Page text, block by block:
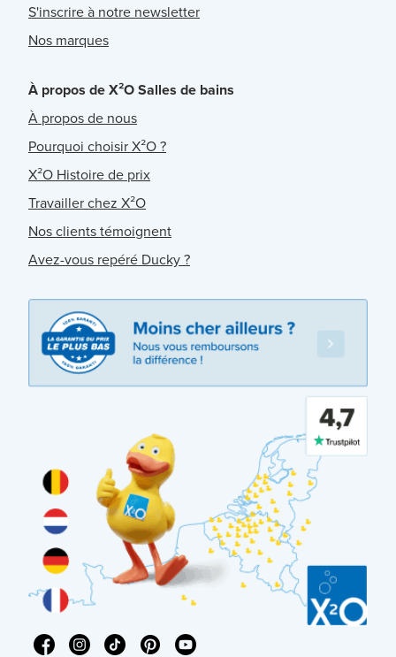
S'inscrire à notre newsletter
Nos marques
À propos de X²O Salles de bains
À propos de nous
Pourquoi choisir X²O ?
X²O Histoire de prix
Travailler chez X²O
Nos clients témoignent
Avez-vous repéré Ducky ?